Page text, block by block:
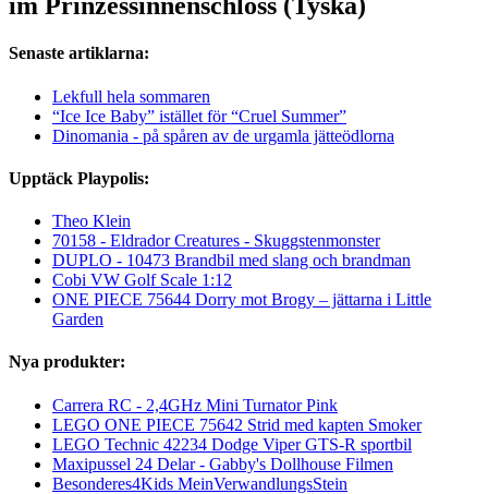
Senaste artiklarna:
Lekfull hela sommaren
“Ice Ice Baby” istället för “Cruel Summer”
Dinomania - på spåren av de urgamla jätteödlorna
Upptäck Playpolis:
Theo Klein
70158 - Eldrador Creatures - Skuggstenmonster
DUPLO - 10473 Brandbil med slang och brandman
Cobi VW Golf Scale 1:12
ONE PIECE 75644 Dorry mot Brogy – jättarna i Little
Garden
Nya produkter:
Carrera RC - 2,4GHz Mini Turnator Pink
LEGO ONE PIECE 75642 Strid med kapten Smoker
LEGO Technic 42234 Dodge Viper GTS-R sportbil
Maxipussel 24 Delar - Gabby's Dollhouse Filmen
Besonderes4Kids MeinVerwandlungsStein